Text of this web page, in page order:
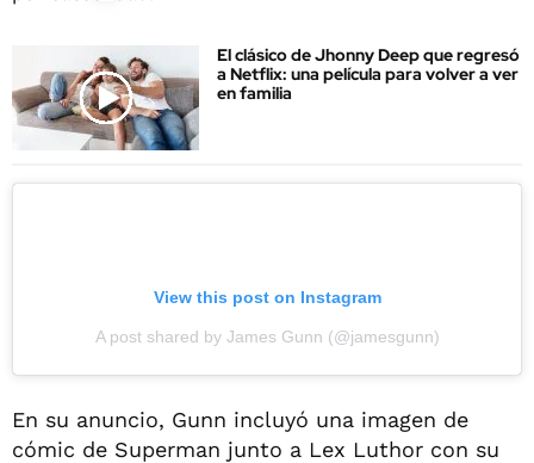
El clásico de Jhonny Deep que regresó
a Netflix: una película para volver a ver
en familia
View this post on Instagram
A post shared by James Gunn (@jamesgunn)
En su anuncio, Gunn incluyó una imagen de
cómic de Superman junto a Lex Luthor con su